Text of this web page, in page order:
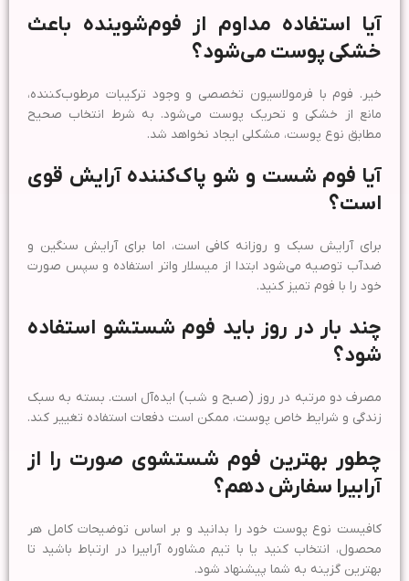
آیا استفاده مداوم از فوم‌شوینده باعث
خشکی پوست می‌شود؟
خیر. فوم با فرمولاسیون تخصصی و وجود ترکیبات مرطوب‌کننده،
مانع از خشکی و تحریک پوست می‌شود. به شرط انتخاب صحیح
مطابق نوع پوست، مشکلی ایجاد نخواهد شد.
آیا فوم شست و شو پاک‌کننده آرایش قوی
است؟
برای آرایش سبک و روزانه کافی است، اما برای آرایش سنگین و
ضدآب توصیه می‌شود ابتدا از میسلار واتر استفاده و سپس صورت
خود را با فوم تمیز کنید.
چند بار در روز باید فوم شستشو استفاده
شود؟
مصرف دو مرتبه در روز (صبح و شب) ایده‌آل است. بسته به سبک
زندگی و شرایط خاص پوست، ممکن است دفعات استفاده تغییر کند.
چطور بهترین فوم شستشوی صورت را از
آرابیرا سفارش دهم؟
کافیست نوع پوست خود را بدانید و بر اساس توضیحات کامل هر
محصول، انتخاب کنید یا با تیم مشاوره آرابیرا در ارتباط باشید تا
بهترین گزینه به شما پیشنهاد شود.